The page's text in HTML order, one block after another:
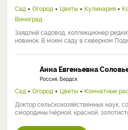
Сад Огород Цветы Кулинария
Виноград
Заядлый садовод, коллекционер
новинок. В моем саду в северном
Анна Евгеньевна
Россия, Бердск
Сад Огород Цветы Комнатные
Доктор сельскохозяйственных наук,
смородины (чёрной, красной,